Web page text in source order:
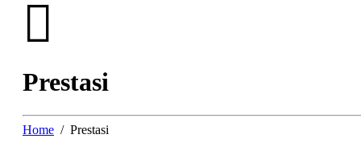
Prestasi
Home Prestasi